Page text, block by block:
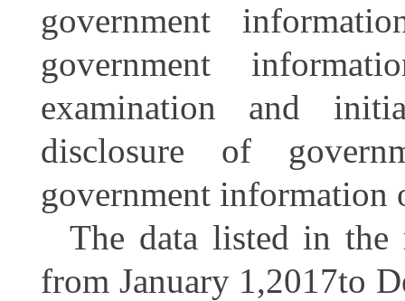
government
government
examination and
disclosure of
government information
The data listed in
from January 1,2017to